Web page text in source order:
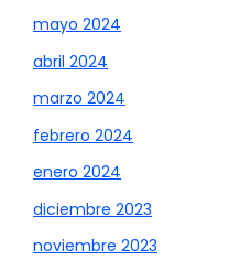
mayo 2024
abril 2024
marzo 2024
febrero 2024
enero 2024
diciembre 2023
noviembre 2023